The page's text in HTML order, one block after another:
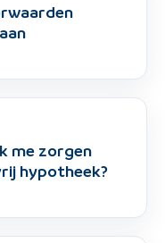
me zorgen
hypotheek?